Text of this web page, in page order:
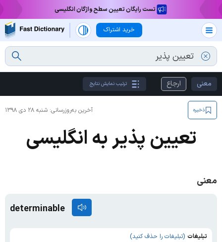
تست رایگان تعیین سطح واژگان انگلیسی
خرید اشتراک
معنی ارجاع ترتیب نمایش نتایج
آخرین به‌روزرسانی: شنبه ۲۸ دی ۱۳۹۸ ذخیره
تعیین پذیر به انگلیسی
معنی
determinable
تبلیغات (تبلیغات را حذف کنید)